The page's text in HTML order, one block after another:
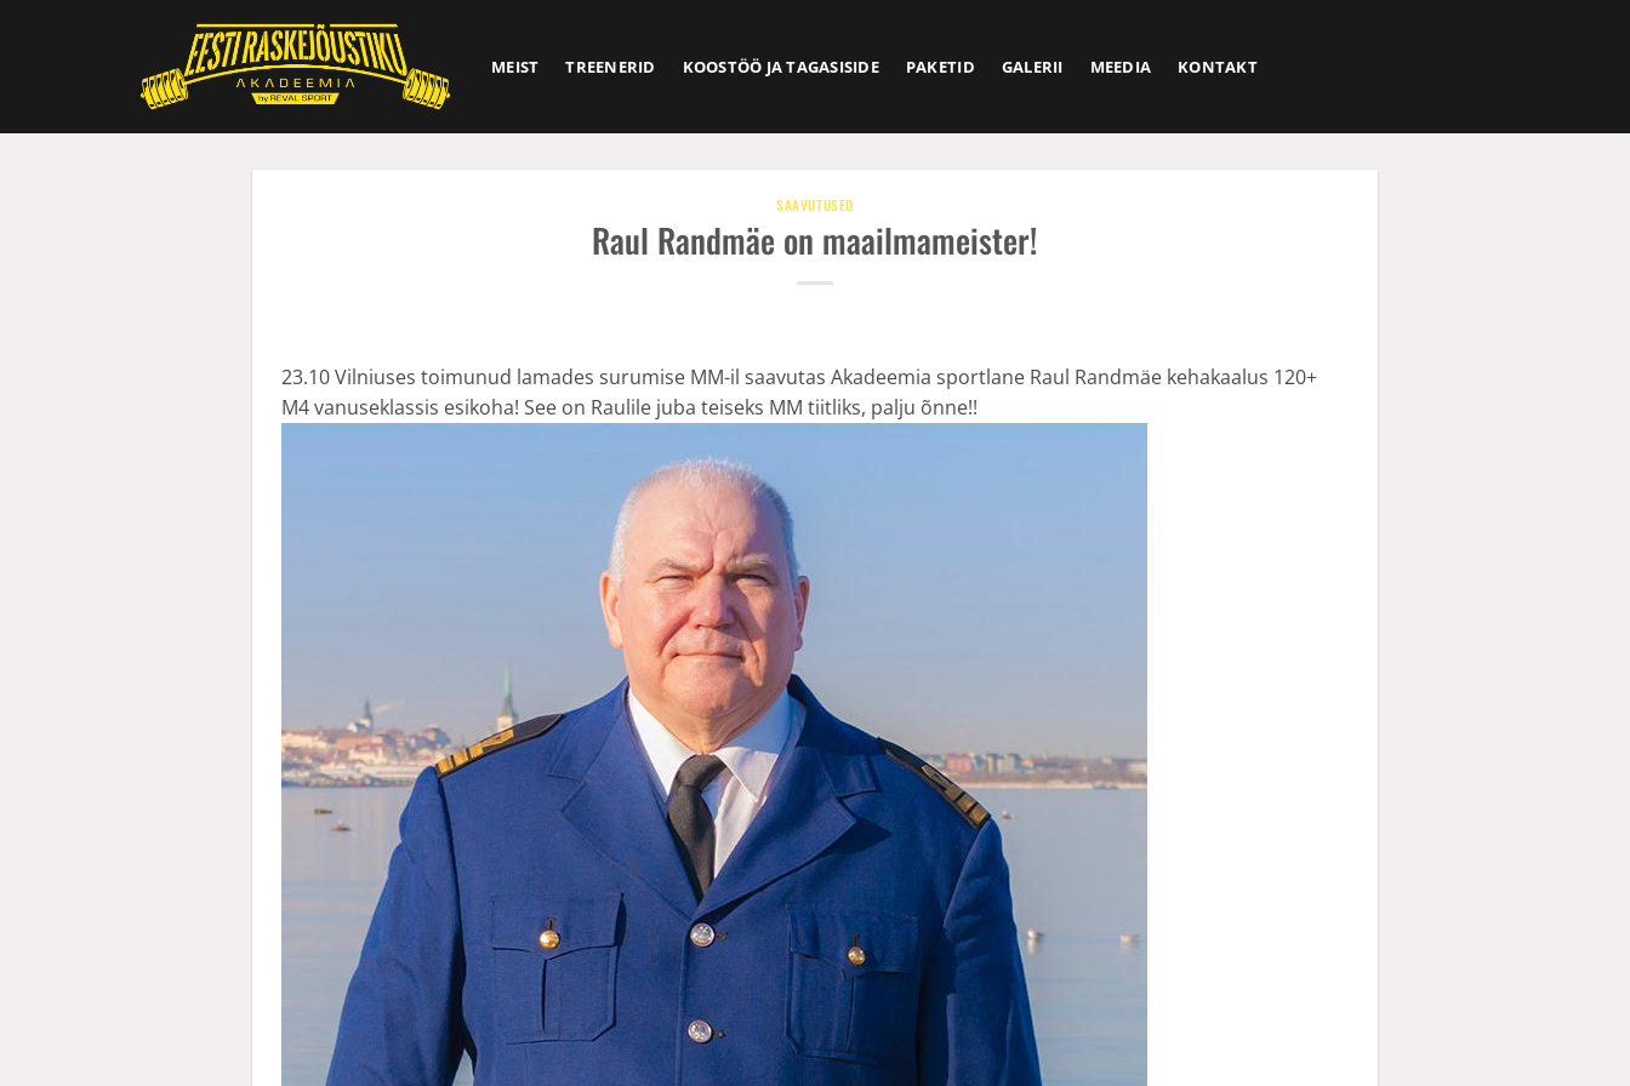
MEIST TREENERID KOOSTÖÖ JA TAGASISIDE PAKETID GALERII MEEDIA KONTAKT
SAAVUTUSED
Raul Randmäe on maailmameister!
23.10 Vilniuses toimunud lamades surumise MM-il saavutas Akadeemia sportlane Raul Randmäe kehakaalus 120+
M4 vanuseklassis esikoha! See on Raulile juba teiseks MM tiitliks, palju õnne!!